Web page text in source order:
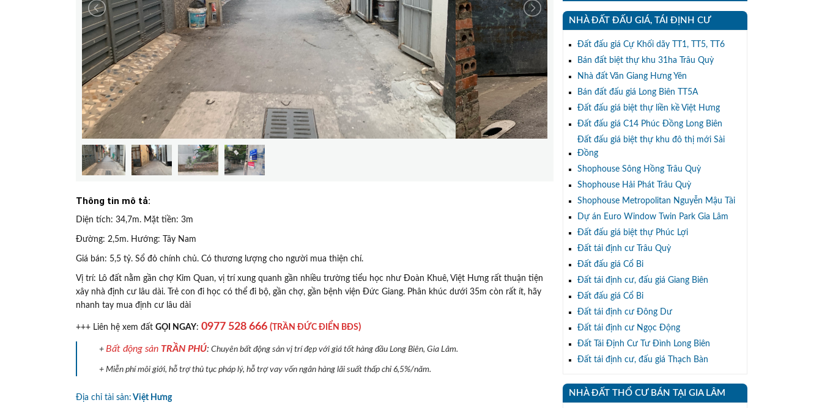
Thông tin mô tả:
Diện tích: 34,7m. Mặt tiền: 3m
Đường: 2,5m. Hướng: Tây Nam
Giá bán: 5,5 tỷ. Sổ đỏ chính chủ. Có thương lượng cho người mua thiện chí.
Vị trí: Lô đất nằm gần chợ Kim Quan, vị trí xung quanh gần nhiều trường tiểu học như Đoàn Khuê, Việt Hưng rất thuận tiện
xây nhà định cư lâu dài. Trẻ con đi học có thể đi bộ, gần chợ, gần bệnh viện Đức Giang. Phân khúc dưới 35m còn rất ít, hãy
nhanh tay mua định cư lâu dài
+++ Liên hệ xem đất GỌI NGAY: 0977 528 666 (TRẦN ĐỨC ĐIỂN BĐS)
+ Bất động sản TRẦN PHÚ: Chuyên bất động sản vị trí đẹp với giá tốt hàng đầu Long Biên, Gia Lâm.
+ Miễn phí môi giới, hỗ trợ thủ tục pháp lý, hỗ trợ vay vốn ngân hàng lãi suất thấp chỉ 6,5%/năm.
Địa chỉ tài sản: Việt Hưng
NHÀ ĐẤT ĐẤU GIÁ, TÁI ĐỊNH CƯ
Đất đấu giá Cự Khối dãy TT1, TT5, TT6
Bán đất biệt thự khu 31ha Trâu Quỳ
Nhà đất Văn Giang Hưng Yên
Bán đất đấu giá Long Biên TT5A
Đất đấu giá biệt thự liền kề Việt Hưng
Đất đấu giá C14 Phúc Đồng Long Biên
Đất đấu giá biệt thự khu đô thị mới Sài
Đồng
Shophouse Sông Hồng Trâu Quỳ
Shophouse Hải Phát Trâu Quỳ
Shophouse Metropolitan Nguyễn Mậu Tài
Dự án Euro Window Twin Park Gia Lâm
Đất đấu giá biệt thự Phúc Lợi
Đất tái định cư Trâu Quỳ
Đất đấu giá Cổ Bi
Đất tái định cư, đấu giá Giang Biên
Đất đấu giá Cổ Bi
Đất tái định cư Đông Dư
Đất tái định cư Ngọc Động
Đất Tái Định Cư Tư Đình Long Biên
Đất tái định cư, đấu giá Thạch Bàn
NHÀ ĐẤT THỔ CƯ BÁN TẠI GIA LÂM